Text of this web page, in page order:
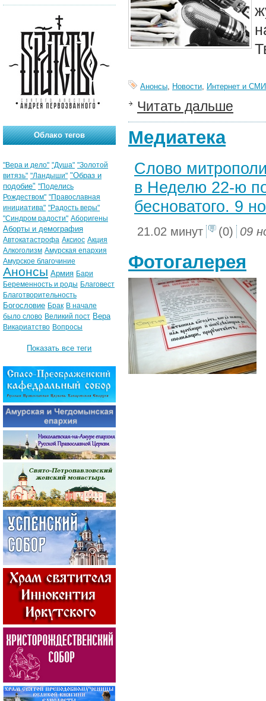
Анонсы, Новости, Интернет и СМИ
Читать дальше
Медиатека
Слово
в Неделю 22-ю
бесноватого. 9
21.02 минут (0) 09
Фотогалерея
Облако тегов
"Вера и дело" "Душа" "Золотой
витязь" "Ландыши" "Образ и
подобие" "Поделись
Рождеством" "Православная
инициатива" "Радость веры"
"Синдром радости" Аборигены
Аборты и демография
Автокатастрофа Аксиос Акция
Алкоголизм Амурская епархия
Амурское благочиние
Анонсы Армия Бари
Беременность и роды Благовест
Благотворительность
Богословие Брак В начале
было слово Великий пост Вера
Викариатство Вопросы
Показать все теги